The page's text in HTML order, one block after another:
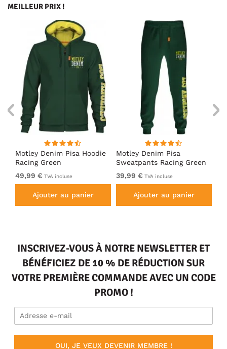
MEILLEUR PRIX !
Motley Denim Pisa Hoodie
Racing Green
49,99 € TVA incluse
Ajouter au panier
Motley Denim Pisa
Sweatpants Racing Green
39,99 € TVA incluse
Ajouter au panier
INSCRIVEZ-VOUS À NOTRE NEWSLETTER ET
BÉNÉFICIEZ DE 10 % DE RÉDUCTION SUR
VOTRE PREMIÈRE COMMANDE AVEC UN CODE
PROMO !
OUI, JE VEUX DEVENIR MEMBRE !